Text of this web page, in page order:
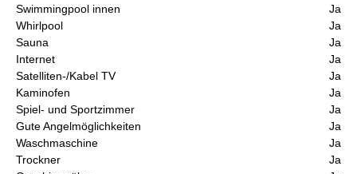
Swimmingpool innen
Ja
Whirlpool
Ja
Sauna
Ja
Internet
Ja
Satelliten-/Kabel TV
Ja
Kaminofen
Ja
Spiel- und Sportzimmer
Ja
Gute Angelmöglichkeiten
Ja
Waschmaschine
Ja
Trockner
Ja